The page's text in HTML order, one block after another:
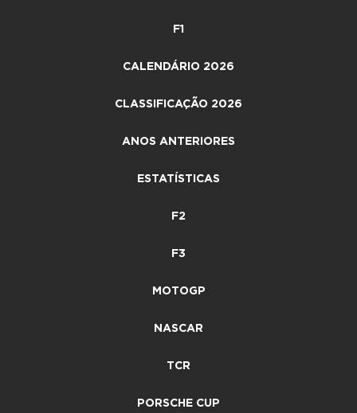
F1
CALENDÁRIO 2026
CLASSIFICAÇÃO 2026
ANOS ANTERIORES
ESTATÍSTICAS
F2
F3
MOTOGP
NASCAR
TCR
PORSCHE CUP